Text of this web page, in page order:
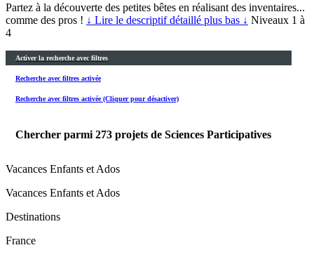
Partez à la découverte des petites bêtes en réalisant des inventaires...
comme des pros ! ↓ Lire le descriptif détaillé plus bas ↓ Niveaux 1 à
4
Activer la recherche avec filtres
Recherche avec filtres activée
Recherche avec filtres activée (Cliquer pour désactiver)
Chercher parmi 273 projets de Sciences Participatives
Vacances Enfants et Ados
Vacances Enfants et Ados
Destinations
France